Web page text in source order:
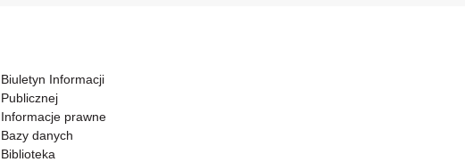
Biuletyn Informacji
Publicznej
Informacje prawne
Bazy danych
Biblioteka